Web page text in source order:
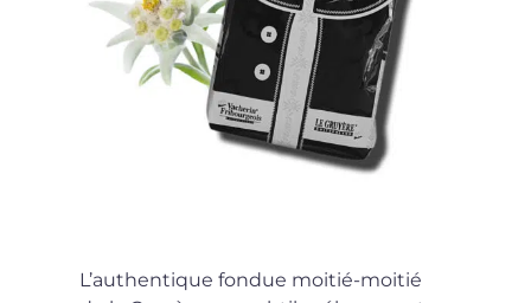
L’authentique fondue moitié-moitié